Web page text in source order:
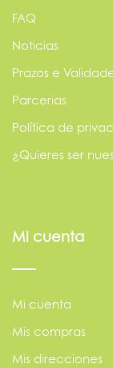
FAQ
Noticias
Prazos e
Parcerias
Política de
¿Quieres ser
Mi cuenta
Mi cuenta
Mis compras
Mis direcciones